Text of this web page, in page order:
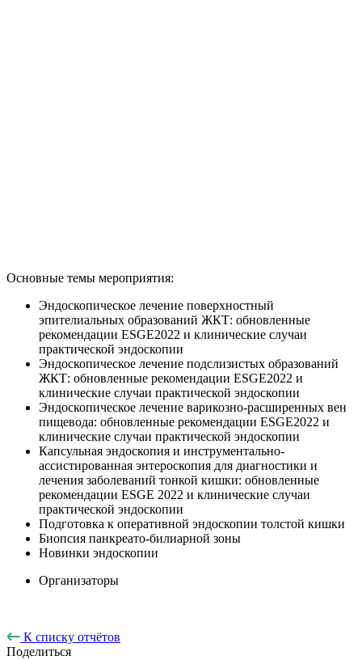
Основные темы мероприятия:
Эндоскопическое лечение поверхностный
эпителиальных образований ЖКТ: обновленные
рекомендации ESGE2022 и клинические случаи
практической эндоскопии
Эндоскопическое лечение подслизистых образований
ЖКТ: обновленные рекомендации ESGE2022 и
клинические случаи практической эндоскопии
Эндоскопическое лечение варикозно-расширенных вен
пищевода: обновленные рекомендации ESGE2022 и
клинические случаи практической эндоскопии
Капсульная эндоскопия и инструментально-
ассистированная энтероскопия для диагностики и
лечения заболеваний тонкой кишки: обновленные
рекомендации ESGE 2022 и клинические случаи
практической эндоскопии
Подготовка к оперативной эндоскопии толстой кишки
Биопсия панкреато-билиарной зоны
Новинки эндоскопии
Организаторы
К списку отчётов
Поделиться